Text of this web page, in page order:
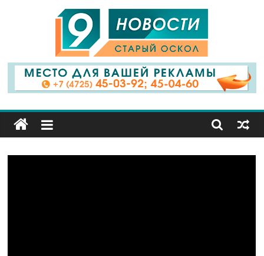
9
Канал
Старый